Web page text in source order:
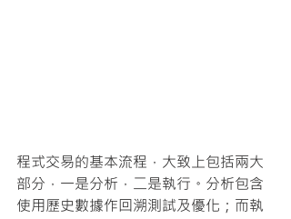
程式交易的基本流程，大致上包括兩大
部分，一是分析，二是執行。分析包含
使用歷史數據作回溯測試及優化；而執